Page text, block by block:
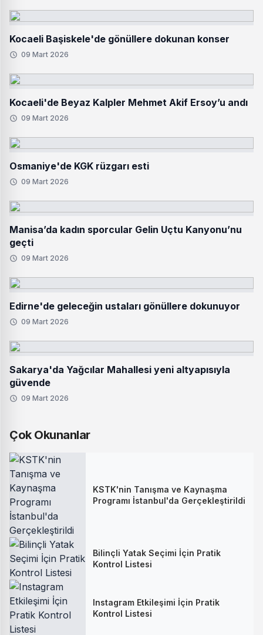
Kocaeli Başiskele'de gönüllere dokunan konser
09 Mart 2026
Kocaeli'de Beyaz Kalpler Mehmet Akif Ersoy’u andı
09 Mart 2026
Osmaniye'de KGK rüzgarı esti
09 Mart 2026
Manisa’da kadın sporcular Gelin Uçtu Kanyonu’nu
geçti
09 Mart 2026
Edirne'de geleceğin ustaları gönüllere dokunuyor
09 Mart 2026
Sakarya'da Yağcılar Mahallesi yeni altyapısıyla
güvende
09 Mart 2026
Çok Okunanlar
KSTK'nin Tanışma ve Kaynaşma
Programı İstanbul'da Gerçekleştirildi
Bilinçli Yatak Seçimi İçin Pratik
Kontrol Listesi
Instagram Etkileşimi İçin Pratik
Kontrol Listesi